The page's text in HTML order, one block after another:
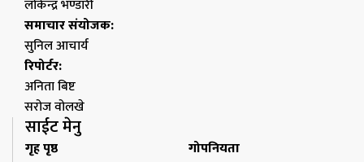
लोकेन्द्र भण्डारी
समाचार संयोजक:
सुनिल आचार्य
रिपोर्टर:
अनिता बिष्ट
सरोज वोलखे
साईट मेनु
गृह पृष्ठ
गोपनियता